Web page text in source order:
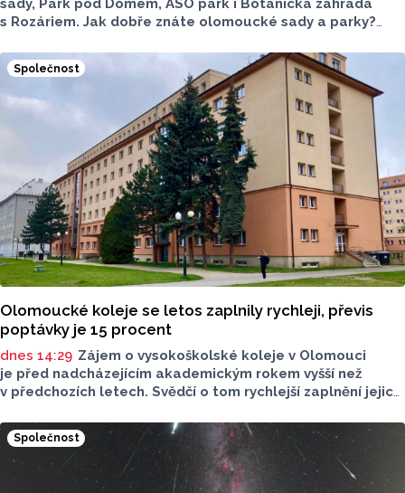
sady, Park pod Dómem, ASO park i Botanická zahrada
s Rozáriem. Jak dobře znáte olomoucké sady a parky?
které v nich jsou. Vždy tomu tak ale nebylo.
Společnost
Olomoucké koleje se letos zaplnily rychleji, převis
poptávky je 15 procent
dnes 14:29 Zájem o vysokoškolské koleje v Olomouci
je před nadcházejícím akademickým rokem vyšší než
v předchozích letech. Svědčí o tom rychlejší zaplnění jejich
ČTK mluvčí Univerzity Palackého (UP) v Olomouci Egon
Havrlant. Celková kapacita lůžek na kolejích je letos
zhruba 4300, o dalších přibližně 500 míst se tento počet
navýší příští rok po přestavbě bloku kolejí J. L. Fischera,
Společnost